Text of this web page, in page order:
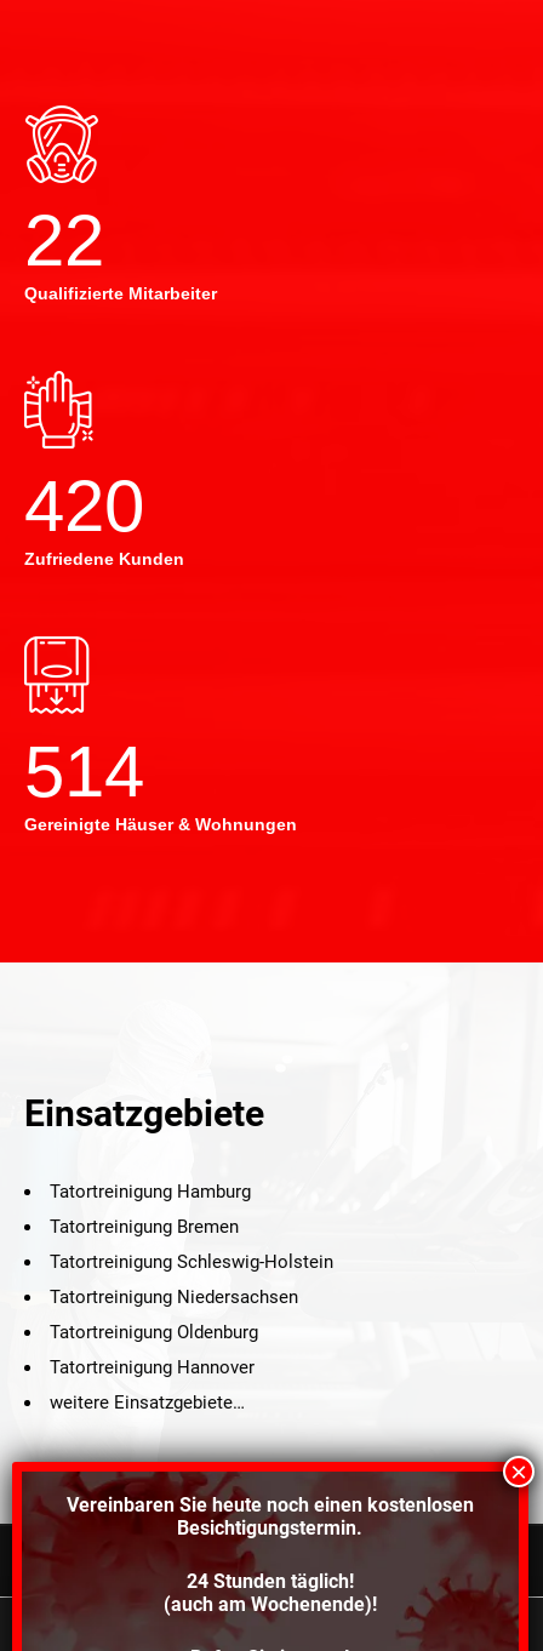
22
Qualifizierte Mitarbeiter
420
Zufriedene Kunden
514
Gereinigte Häuser & Wohnungen
Einsatzgebiete
Tatortreinigung Hamburg
Tatortreinigung Bremen
Tatortreinigung Schleswig-Holstein
Tatortreinigung Niedersachsen
Tatortreinigung Oldenburg
Tatortreinigung Hannover
weitere Einsatzgebiete…
©2021 Schröders Service Team Nord, All Rights Reserved.
Schroeder Service Team Nord
Vereinbaren Sie heute noch einen kostenlosen
Besichtigungstermin.
24 Stunden täglich!
(auch am Wochenende)!